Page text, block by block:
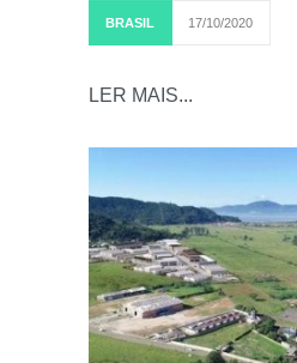
BRASIL 17/10/2020
LER MAIS...